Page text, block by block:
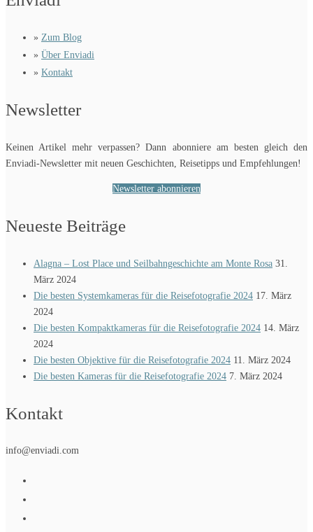
» Zum Blog
» Über Enviadi
» Kontakt
Newsletter
Keinen Artikel mehr verpassen? Dann abonniere am besten gleich den
Enviadi-Newsletter mit neuen Geschichten, Reisetipps und Empfehlungen!
Newsletter abonnieren
Neueste Beiträge
Alagna – Lost Place und Seilbahngeschichte am Monte Rosa 31.
März 2024
Die besten Systemkameras für die Reisefotografie 2024 17. März
2024
Die besten Kompaktkameras für die Reisefotografie 2024 14. März
2024
Die besten Objektive für die Reisefotografie 2024 11. März 2024
Die besten Kameras für die Reisefotografie 2024 7. März 2024
Kontakt
info@enviadi.com